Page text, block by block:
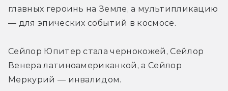
главных героинь на Земле, а мультипликацию
— для эпических событий в космосе.
Сейлор Юпитер стала чернокожей, Сейлор
Венера латиноамериканкой, а Сейлор
Меркурий — инвалидом.